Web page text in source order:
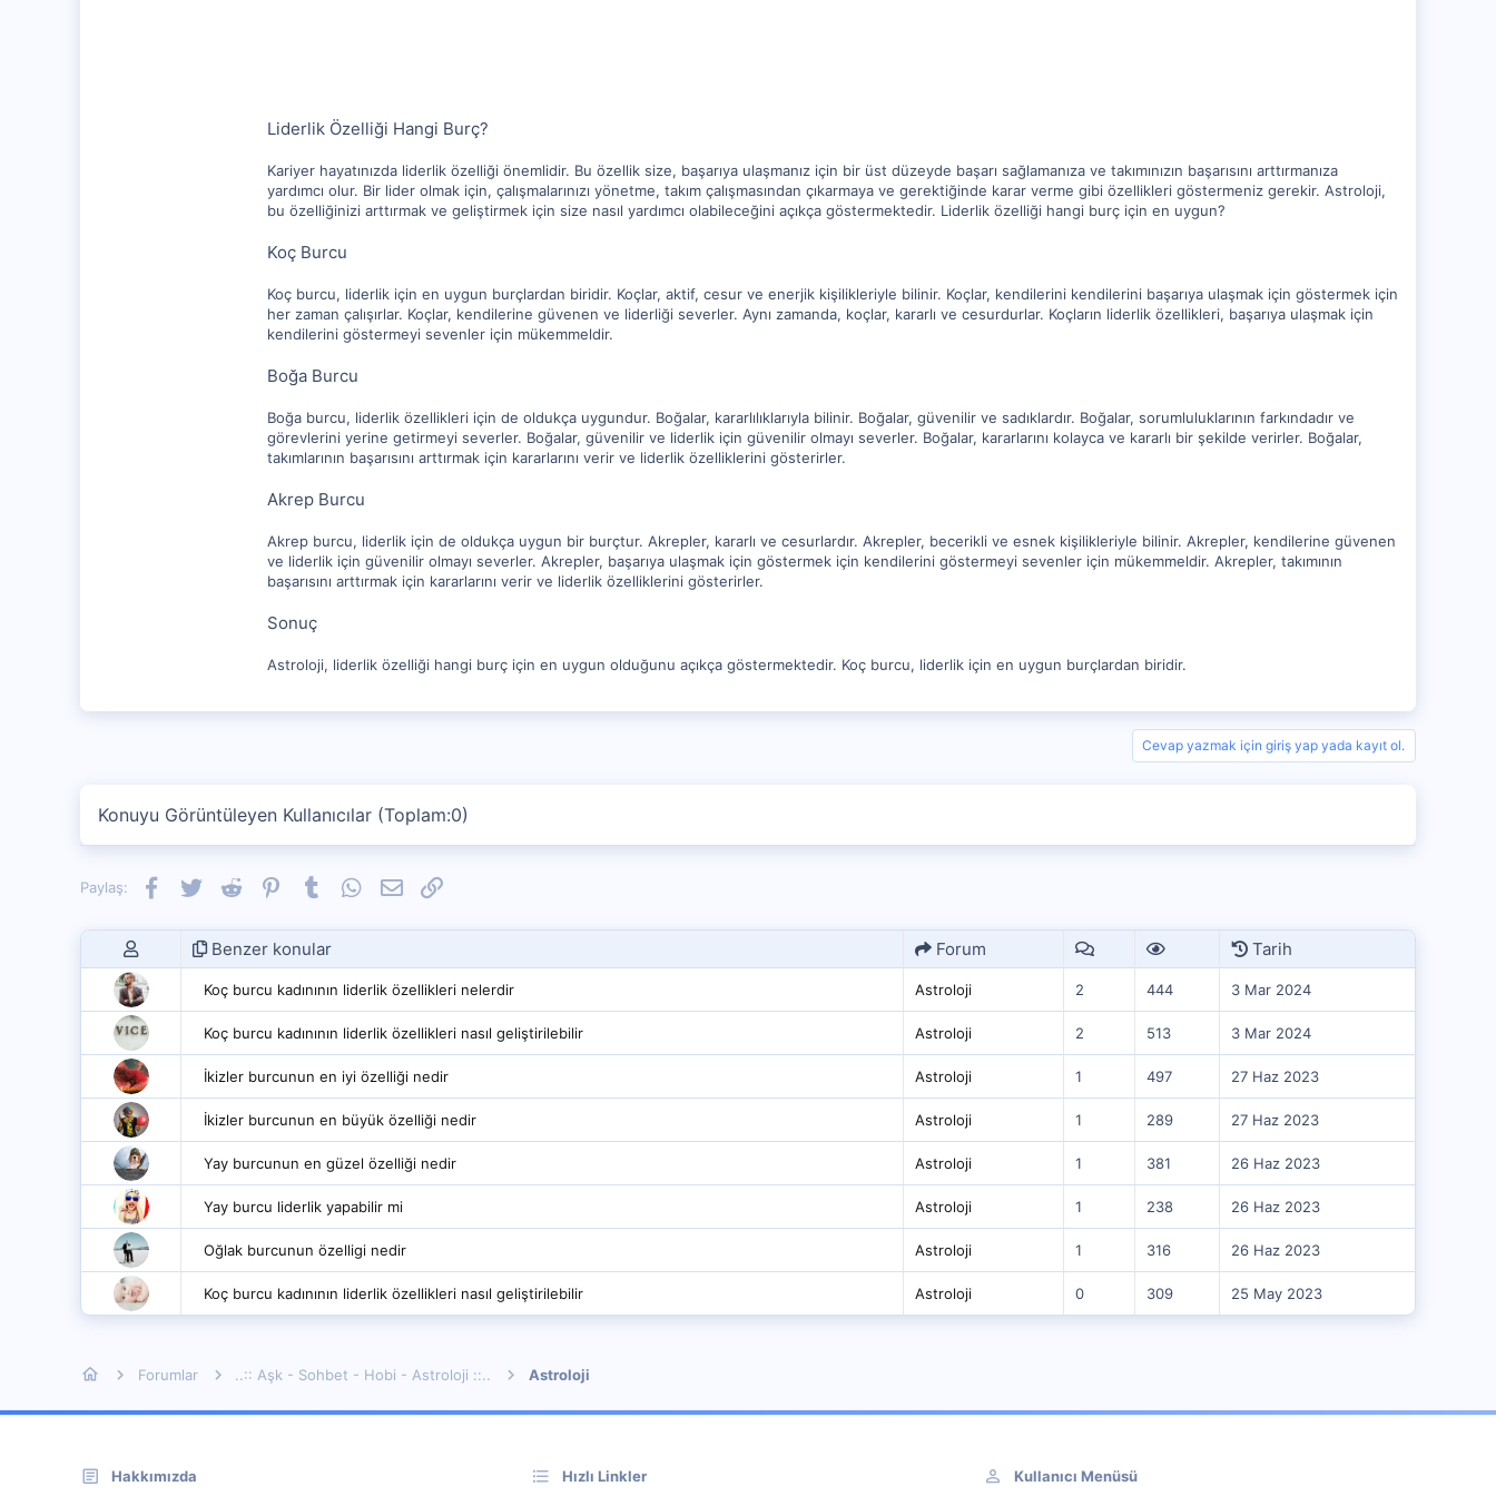
Liderlik Özelliği Hangi Burç?
Kariyer hayatınızda liderlik özelliği önemlidir. Bu özellik size, başarıya ulaşmanız için bir üst düzeyde başarı sağlamanıza ve takımınızın başarısını arttırmanıza
yardımcı olur. Bir lider olmak için, çalışmalarınızı yönetme, takım çalışmasından çıkarmaya ve gerektiğinde karar verme gibi özellikleri göstermeniz gerekir. Astroloji,
bu özelliğinizi arttırmak ve geliştirmek için size nasıl yardımcı olabileceğini açıkça göstermektedir. Liderlik özelliği hangi burç için en uygun?
Koç Burcu
Koç burcu, liderlik için en uygun burçlardan biridir. Koçlar, aktif, cesur ve enerjik kişilikleriyle bilinir. Koçlar, kendilerini kendilerini başarıya ulaşmak için göstermek için
her zaman çalışırlar. Koçlar, kendilerine güvenen ve liderliği severler. Aynı zamanda, koçlar, kararlı ve cesurdurlar. Koçların liderlik özellikleri, başarıya ulaşmak için
kendilerini göstermeyi sevenler için mükemmeldir.
Boğa Burcu
Boğa burcu, liderlik özellikleri için de oldukça uygundur. Boğalar, kararlılıklarıyla bilinir. Boğalar, güvenilir ve sadıklardır. Boğalar, sorumluluklarının farkındadır ve
görevlerini yerine getirmeyi severler. Boğalar, güvenilir ve liderlik için güvenilir olmayı severler. Boğalar, kararlarını kolayca ve kararlı bir şekilde verirler. Boğalar,
takımlarının başarısını arttırmak için kararlarını verir ve liderlik özelliklerini gösterirler.
Akrep Burcu
Akrep burcu, liderlik için de oldukça uygun bir burçtur. Akrepler, kararlı ve cesurlardır. Akrepler, becerikli ve esnek kişilikleriyle bilinir. Akrepler, kendilerine güvenen
ve liderlik için güvenilir olmayı severler. Akrepler, başarıya ulaşmak için göstermek için kendilerini göstermeyi sevenler için mükemmeldir. Akrepler, takımının
başarısını arttırmak için kararlarını verir ve liderlik özelliklerini gösterirler.
Sonuç
Astroloji, liderlik özelliği hangi burç için en uygun olduğunu açıkça göstermektedir. Koç burcu, liderlik için en uygun burçlardan biridir.
Cevap yazmak için giriş yap yada kayıt ol.
Konuyu Görüntüleyen Kullanıcılar (Toplam:0)
Paylaş: Facebook
TwitterReddit PinterestTumblrWhatsApp
E-postaLink
Benzer konular Forum Tarih
Koç burcu kadınının liderlik özellikleri nelerdir Astroloji 2 444 3 Mar 2024
Koç burcu kadınının liderlik özellikleri nasıl geliştirilebilir Astroloji 2 513 3 Mar 2024
İkizler burcunun en iyi özelliği nedir Astroloji 1 497 27 Haz 2023
İkizler burcunun en büyük özelliği nedir Astroloji 1 289 27 Haz 2023
Yay burcunun en güzel özelliği nedir Astroloji 1 381 26 Haz 2023
Yay burcu liderlik yapabilir mi Astroloji 1 238 26 Haz 2023
Oğlak burcunun özelligi nedir Astroloji 1 316 26 Haz 2023
Koç burcu kadınının liderlik özellikleri nasıl geliştirilebilir Astroloji 0 309 25 May 2023
Forumlar ..:: Aşk - Sohbet - Hobi - Astroloji ::.. Astroloji
Hakkımızda Hızlı Linkler Kullanıcı Menüsü